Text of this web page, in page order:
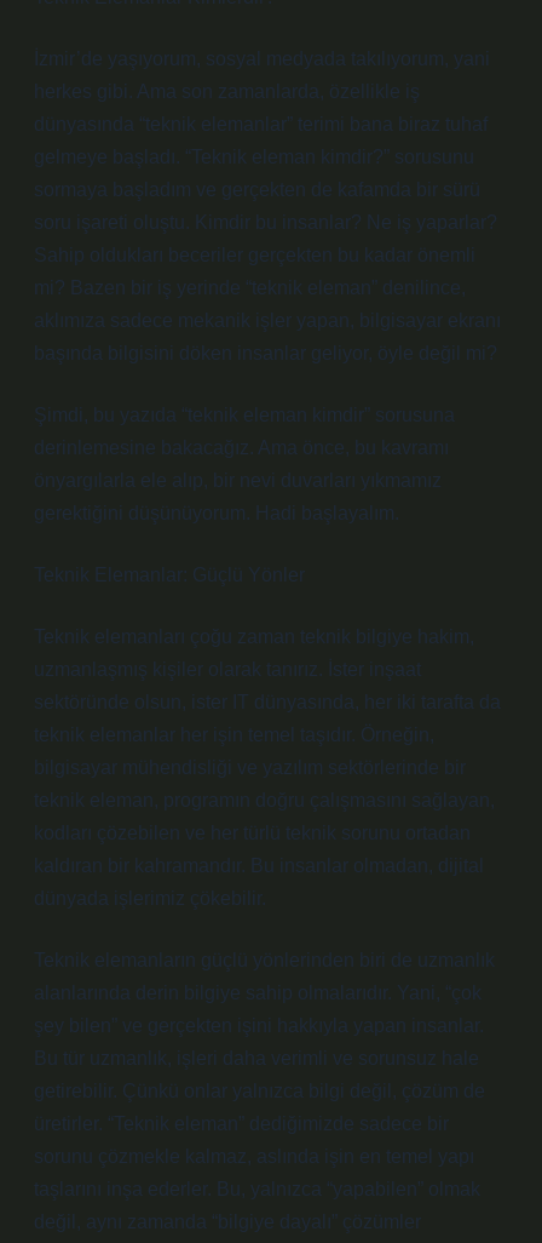
İzmir’de yaşıyorum, sosyal medyada takılıyorum, yani
herkes gibi. Ama son zamanlarda, özellikle iş
dünyasında “teknik elemanlar” terimi bana biraz tuhaf
gelmeye başladı. “Teknik eleman kimdir?” sorusunu
sormaya başladım ve gerçekten de kafamda bir sürü
soru işareti oluştu. Kimdir bu insanlar? Ne iş yaparlar?
Sahip oldukları beceriler gerçekten bu kadar önemli
mi? Bazen bir iş yerinde “teknik eleman” denilince,
aklımıza sadece mekanik işler yapan, bilgisayar ekranı
başında bilgisini döken insanlar geliyor, öyle değil mi?
Şimdi, bu yazıda “teknik eleman kimdir” sorusuna
derinlemesine bakacağız. Ama önce, bu kavramı
önyargılarla ele alıp, bir nevi duvarları yıkmamız
gerektiğini düşünüyorum. Hadi başlayalım.
Teknik Elemanlar: Güçlü Yönler
Teknik elemanları çoğu zaman teknik bilgiye hakim,
uzmanlaşmış kişiler olarak tanırız. İster inşaat
sektöründe olsun, ister IT dünyasında, her iki tarafta da
teknik elemanlar her işin temel taşıdır. Örneğin,
bilgisayar mühendisliği ve yazılım sektörlerinde bir
teknik eleman, programın doğru çalışmasını sağlayan,
kodları çözebilen ve her türlü teknik sorunu ortadan
kaldıran bir kahramandır. Bu insanlar olmadan, dijital
dünyada işlerimiz çökebilir.
Teknik elemanların güçlü yönlerinden biri de uzmanlık
alanlarında derin bilgiye sahip olmalarıdır. Yani, “çok
şey bilen” ve gerçekten işini hakkıyla yapan insanlar.
Bu tür uzmanlık, işleri daha verimli ve sorunsuz hale
getirebilir. Çünkü onlar yalnızca bilgi değil, çözüm de
üretirler. “Teknik eleman” dediğimizde sadece bir
sorunu çözmekle kalmaz, aslında işin en temel yapı
taşlarını inşa ederler. Bu, yalnızca “yapabilen” olmak
değil, aynı zamanda “bilgiye dayalı” çözümler